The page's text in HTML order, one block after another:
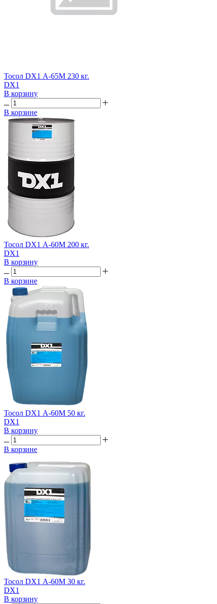
Тосол DX1 А-65М 230 кг.
DX1
В корзину
В корзине
Тосол DX1 А-60М 200 кг.
DX1
В корзину
В корзине
Тосол DX1 А-60М 50 кг.
DX1
В корзину
В корзине
Тосол DX1 А-60М 30 кг.
DX1
В корзину